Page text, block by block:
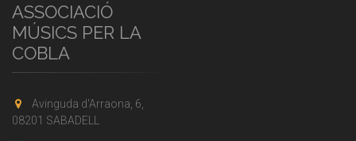
ASSOCIACIÓ
MÚSICS PER LA
COBLA
Avinguda d'Arraona, 6,
08201 SABADELL